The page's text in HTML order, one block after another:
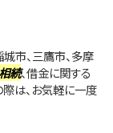
市、三鷹市、多摩
相続、借金に関する
は、お気軽に一度